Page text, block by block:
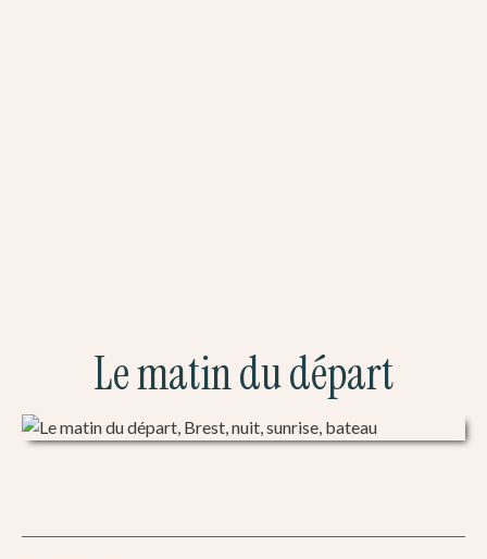
Le matin du départ